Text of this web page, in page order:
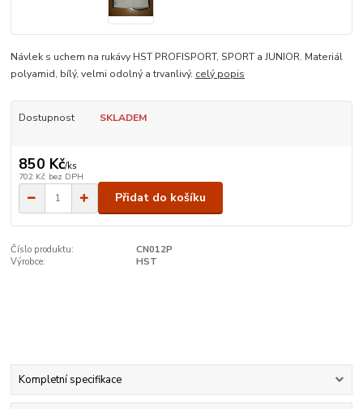
Návlek s uchem na rukávy HST PROFISPORT, SPORT a JUNIOR. Materiál
polyamid, bílý, velmi odolný a trvanlivý. celý popis
Dostupnost SKLADEM
850 Kč/ks
702 Kč bez DPH
Přidat do košíku
Číslo produktu:
CN012P
Výrobce:
HST
Kompletní specifikace